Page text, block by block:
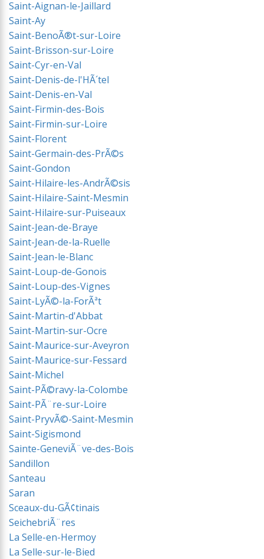
Saint-Aignan-le-Jaillard
Saint-Ay
Saint-BenoÃ®t-sur-Loire
Saint-Brisson-sur-Loire
Saint-Cyr-en-Val
Saint-Denis-de-l'HÃ´tel
Saint-Denis-en-Val
Saint-Firmin-des-Bois
Saint-Firmin-sur-Loire
Saint-Florent
Saint-Germain-des-PrÃ©s
Saint-Gondon
Saint-Hilaire-les-AndrÃ©sis
Saint-Hilaire-Saint-Mesmin
Saint-Hilaire-sur-Puiseaux
Saint-Jean-de-Braye
Saint-Jean-de-la-Ruelle
Saint-Jean-le-Blanc
Saint-Loup-de-Gonois
Saint-Loup-des-Vignes
Saint-LyÃ©-la-ForÃªt
Saint-Martin-d'Abbat
Saint-Martin-sur-Ocre
Saint-Maurice-sur-Aveyron
Saint-Maurice-sur-Fessard
Saint-Michel
Saint-PÃ©ravy-la-Colombe
Saint-PÃ¨re-sur-Loire
Saint-PryvÃ©-Saint-Mesmin
Saint-Sigismond
Sainte-GeneviÃ¨ve-des-Bois
Sandillon
Santeau
Saran
Sceaux-du-GÃ¢tinais
SeichebriÃ¨res
La Selle-en-Hermoy
La Selle-sur-le-Bied